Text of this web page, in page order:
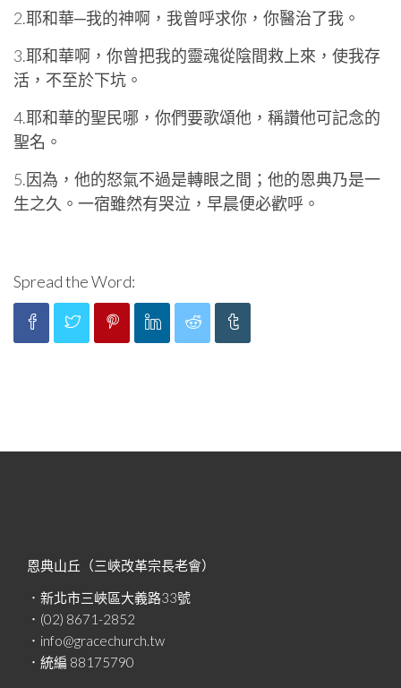
2.耶和華─我的神啊，我曾呼求你，你醫治了我。
3.耶和華啊，你曾把我的靈魂從陰間救上來，使我存
活，不至於下坑。
4.耶和華的聖民哪，你們要歌頌他，稱讚他可記念的
聖名。
5.因為，他的怒氣不過是轉眼之間；他的恩典乃是一
生之久。一宿雖然有哭泣，早晨便必歡呼。
Spread the Word:
恩典山丘（三峽改革宗長老會）
．新北市三峽區大義路33號
．(02) 8671-2852
．info@gracechurch.tw
．統編 88175790